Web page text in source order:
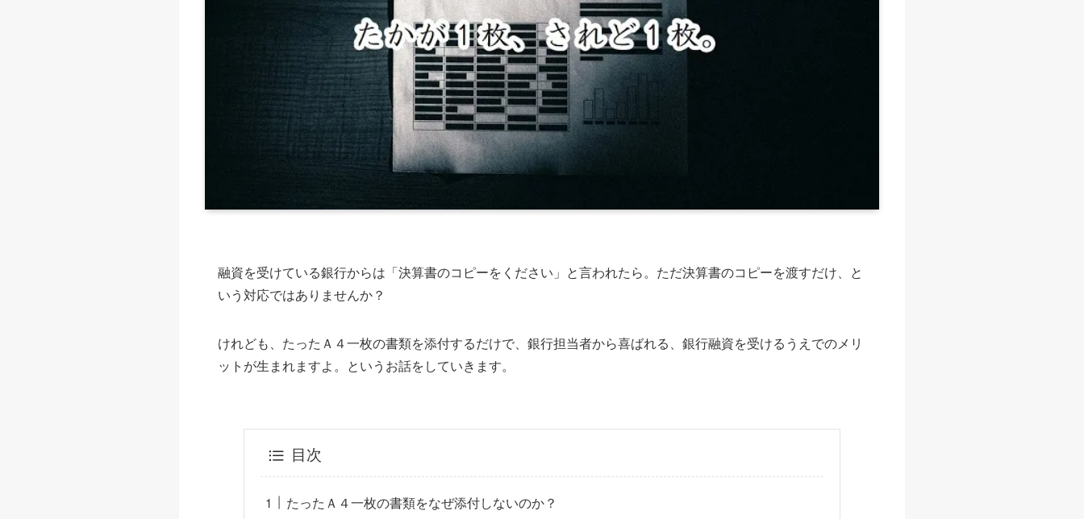
融資を受けている銀行からは「決算書のコピーをください」と言われたら。ただ決算書のコピーを渡すだけ、と
いう対応ではありませんか？
けれども、たったＡ４一枚の書類を添付するだけで、銀行担当者から喜ばれる、銀行融資を受けるうえでのメリ
ットが生まれますよ。というお話をしていきます。
目次
たったＡ４一枚の書類をなぜ添付しないのか？